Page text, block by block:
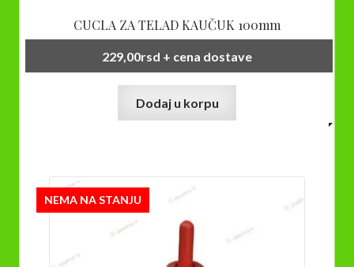
CUCLA ZA TELAD KAUČUK 100mm
229,00rsd + cena dostave
Dodaj u korpu
NEMA NA STANJU